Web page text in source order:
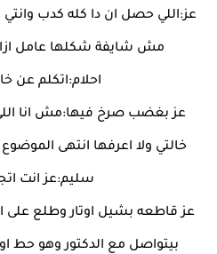
عز:اللي حصل ان دا كله كدب
مش شايفة شكلها عامل
احلام:اتكلم عن
عز بغضب صرخ فيها:مش انا
خالتي ولا اعرفها انتهى
سليم:عز انت
عز قاطعه بشيل اوتار وطلع
بيتواصل مع الدكتور وهو حط